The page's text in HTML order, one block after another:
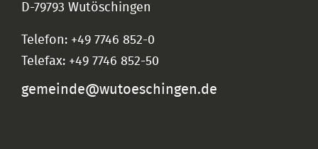
D-79793 Wutöschingen
Telefon: +49 7746 852-0
Telefax: +49 7746 852-50
gemeinde@wutoeschingen.de